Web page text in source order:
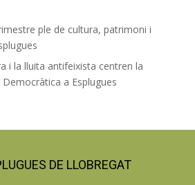
ple de cultura, patrimoni i
i la lluita antifeixista centren la
a Esplugues
DE LLOBREGAT